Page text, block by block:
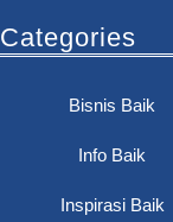
Categories
Bisnis Baik
Info Baik
Inspirasi Baik